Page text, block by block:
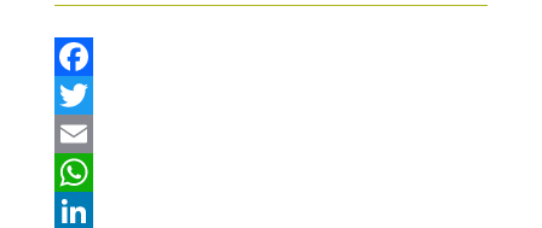
F
a
c
e
T
w
E
m
W